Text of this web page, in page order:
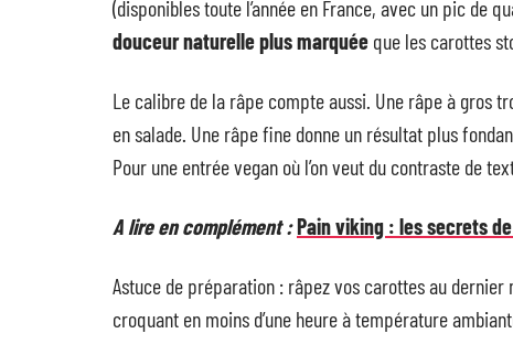
(disponibles toute l’année en France, avec un pic de
douceur naturelle plus marquée que les carottes
Le calibre de la râpe compte aussi. Une râpe à gros
en salade. Une râpe fine donne un résultat plus
Pour une entrée vegan où l’on veut du contraste de
A lire en complément :Pain viking : les secrets
Astuce de préparation : râpez vos carottes au
croquant en moins d’une heure à température